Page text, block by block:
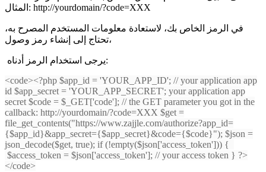
المثال: http://yourdomain/?code=XXX
في الرمز الخاص بك، لاستعادة معلومات المستخدم المصرح به،
تحتاج إلى إنشاء رمز وصول،
يرجى استخدام الرمز أدناه:
<code><?php $app_id = 'YOUR_APP_ID'; // your application app
id $app_secret = 'YOUR_APP_SECRET'; your application app
secret $code = $_GET['code']; // the GET parameter you got in the
callback: http://yourdomain/?code=XXX $get =
file_get_contents("https://www.zajjle.com/authorize?app_id=
{$app_id}&app_secret={$app_secret}&code={$code}"); $json =
json_decode($get, true); if (!empty($json['access_token'])) {
$access_token = $json['access_token']; // your access token } ?>
</code>